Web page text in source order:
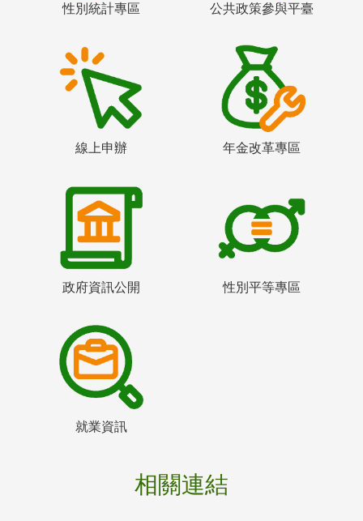
性別統計專區 公共政策參與平臺
線上申辦 年金改革專區
政府資訊公開 性別平等專區
就業資訊
相關連結